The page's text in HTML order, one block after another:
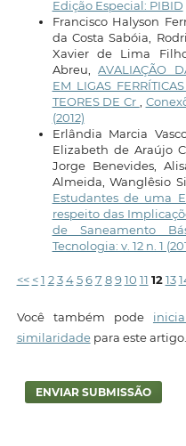
Edição Especial: PIBID
Francisco Halyson
da Costa Sabóia,
Xavier de Lima
Abreu,AVALIAÇÃO
EM LIGAS
TEORES DE Cr
(2012)
Erlândia Marcia
Elizabeth de Araújo
Jorge Benevides,
Almeida, Wanglêsio
Estudantes de uma
respeito das
de Saneamento
Tecnologia: v. 12 n. 1
<< < 1 2 3 4 5 6 7 8 9 10 11 12 13
Você também pode
similaridadepara este artigo.
ENVIAR SUBMISSÃO